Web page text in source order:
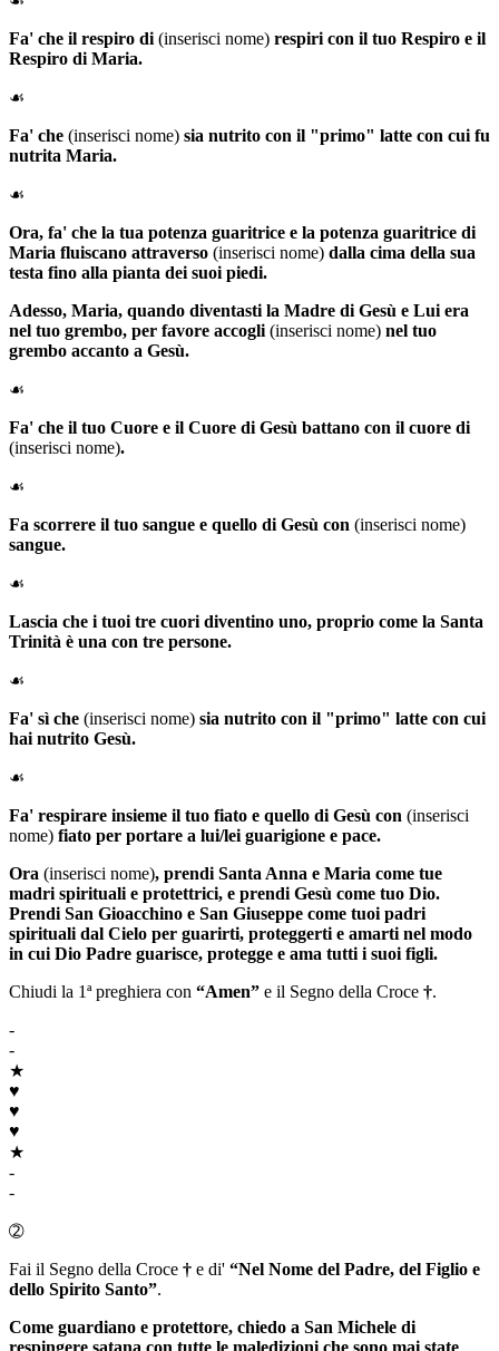
Fa' che il respiro di (inserisci nome) respiri con il tuo Respiro e il
Respiro di Maria.
☙
Fa' che (inserisci nome) sia nutrito con il "primo" latte con cui fu
nutrita Maria.
☙
Ora, fa' che la tua potenza guaritrice e la potenza guaritrice di
Maria fluiscano attraverso (inserisci nome) dalla cima della sua
testa fino alla pianta dei suoi piedi.
Adesso, Maria, quando diventasti la Madre di Gesù e Lui era
nel tuo grembo, per favore accogli (inserisci nome) nel tuo
grembo accanto a Gesù.
☙
Fa' che il tuo Cuore e il Cuore di Gesù battano con il cuore di
(inserisci nome).
☙
Fa scorrere il tuo sangue e quello di Gesù con (inserisci nome)
sangue.
☙
Lascia che i tuoi tre cuori diventino uno, proprio come la Santa
Trinità è una con tre persone.
☙
Fa' sì che (inserisci nome) sia nutrito con il "primo" latte con cui
hai nutrito Gesù.
☙
Fa' respirare insieme il tuo fiato e quello di Gesù con (inserisci
nome) fiato per portare a lui/lei guarigione e pace.
Ora (inserisci nome), prendi Santa Anna e Maria come tue
madri spirituali e protettrici, e prendi Gesù come tuo Dio.
Prendi San Gioacchino e San Giuseppe come tuoi padri
spirituali dal Cielo per guarirti, proteggerti e amarti nel modo
in cui Dio Padre guarisce, protegge e ama tutti i suoi figli.
Chiudi la 1ª preghiera con “Amen” e il Segno della Croce †.
-
-
★
♥
♥
♥
★
-
-
➁
Fai il Segno della Croce † e di' “Nel Nome del Padre, del Figlio e
dello Spirito Santo”.
Come guardiano e protettore, chiedo a San Michele di